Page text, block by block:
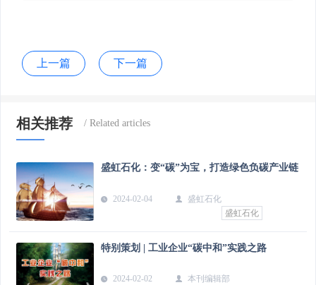
上一篇 下一篇
相关推荐
盛虹石化：变“碳”为宝，打造绿色负碳产业链
2024-02-04
盛虹石化
盛虹石化
特别策划 | 工业企业“碳中和”实践之路
2024-02-02 本刊编辑部